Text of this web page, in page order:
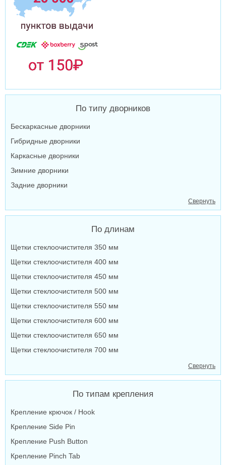
По типу дворников
Бескаркасные дворники
Гибридные дворники
Каркасные дворники
Зимние дворники
Задние дворники
Свернуть
По длинам
Щетки стеклоочистителя 350 мм
Щетки стеклоочистителя 400 мм
Щетки стеклоочистителя 450 мм
Щетки стеклоочистителя 500 мм
Щетки стеклоочистителя 550 мм
Щетки стеклоочистителя 600 мм
Щетки стеклоочистителя 650 мм
Щетки стеклоочистителя 700 мм
Свернуть
По типам крепления
Крепление крючок / Hook
Крепление Side Pin
Крепление Push Button
Крепление Pinch Tab